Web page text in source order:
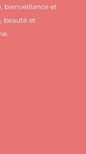
bienveillance et
beauté et